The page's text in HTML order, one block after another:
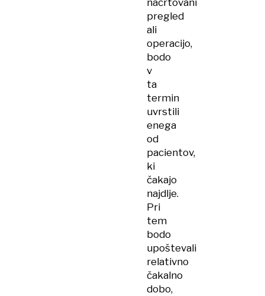
načrtovani
pregled
ali
operacijo,
bodo
v
ta
termin
uvrstili
enega
od
pacientov,
ki
čakajo
najdlje.
Pri
tem
bodo
upoštevali
relativno
čakalno
dobo,